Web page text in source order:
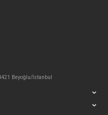
Beyoğlu/İstanbul